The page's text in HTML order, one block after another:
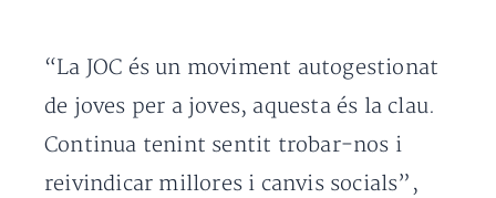
“La JOC és un moviment autogestionat
de joves per a joves, aquesta és la clau.
Continua tenint sentit trobar-nos i
reivindicar millores i canvis socials”,